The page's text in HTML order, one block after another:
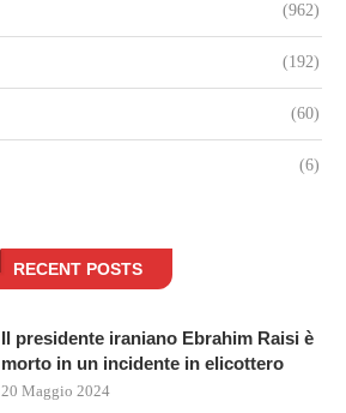
(962)
(192)
(60)
(6)
RECENT POSTS
Il presidente iraniano Ebrahim Raisi è
morto in un incidente in elicottero
20 Maggio 2024